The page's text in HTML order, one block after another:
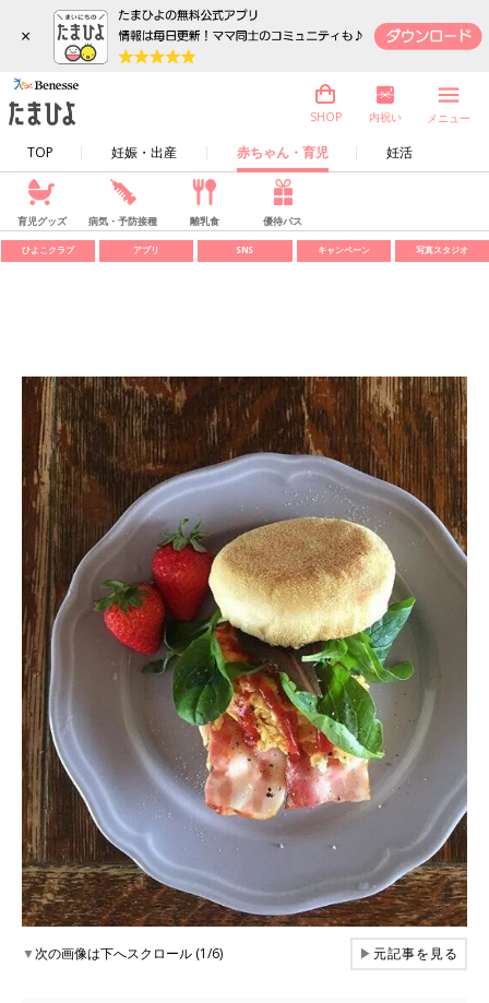
×
TOP 妊娠・出産 赤ちゃん・育児 妊活
SHOP 内祝い メニュー
育児グッズ 病気・予防接種 離乳食 優待パス
ひよこクラブ アプリ SNS キャンペーン 写真スタジオ
▼次の画像は下へスクロール (1/6) ▶元記事を見る